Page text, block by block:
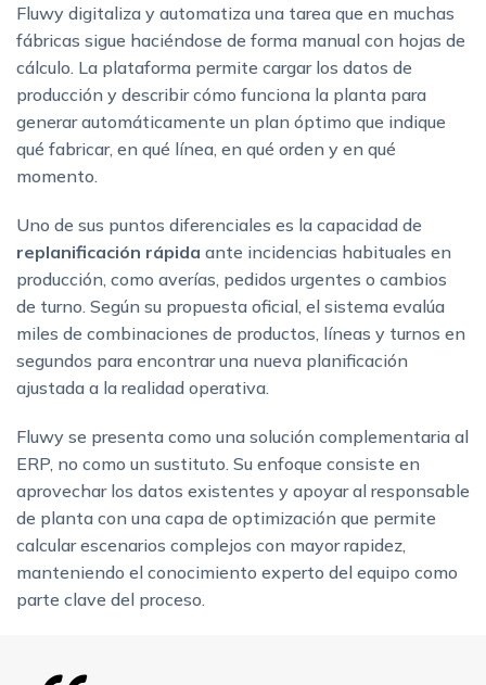
Fluwy digitaliza y automatiza una tarea que en muchas
fábricas sigue haciéndose de forma manual con hojas de
cálculo. La plataforma permite cargar los datos de
producción y describir cómo funciona la planta para
generar automáticamente un plan óptimo que indique
qué fabricar, en qué línea, en qué orden y en qué
momento.
Uno de sus puntos diferenciales es la capacidad de
replanificación rápida ante incidencias habituales en
producción, como averías, pedidos urgentes o cambios
de turno. Según su propuesta oficial, el sistema evalúa
miles de combinaciones de productos, líneas y turnos en
segundos para encontrar una nueva planificación
ajustada a la realidad operativa.
Fluwy se presenta como una solución complementaria al
ERP, no como un sustituto. Su enfoque consiste en
aprovechar los datos existentes y apoyar al responsable
de planta con una capa de optimización que permite
calcular escenarios complejos con mayor rapidez,
manteniendo el conocimiento experto del equipo como
parte clave del proceso.